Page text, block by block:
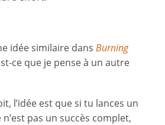
idée similaire dans Burning
ce que je pense à un autre
l’idée est que si tu lances un
pas un succès complet,